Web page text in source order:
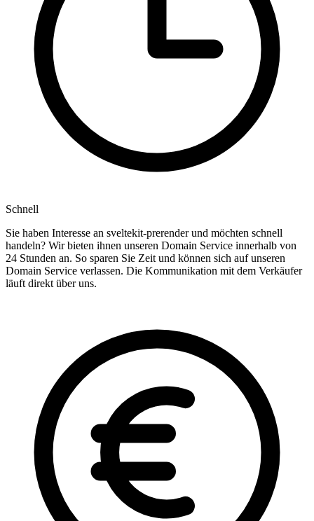
Schnell
Sie haben Interesse an sveltekit-prerender und möchten schnell
handeln? Wir bieten ihnen unseren Domain Service innerhalb von
24 Stunden an. So sparen Sie Zeit und können sich auf unseren
Domain Service verlassen. Die Kommunikation mit dem Verkäufer
läuft direkt über uns.